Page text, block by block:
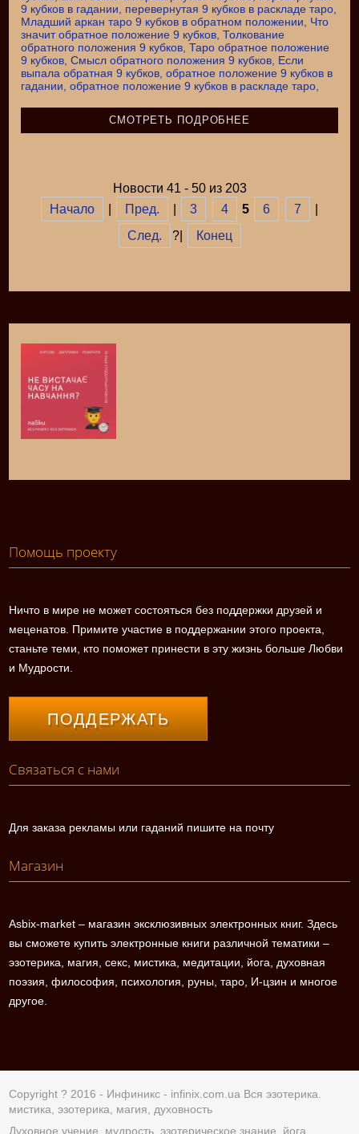
СМОТРЕТЬ ПОДРОБНЕЕ
Новости 41 - 50 из 203
Начало
Пред. 3 4 5 6 7
След.
?| Конец
Помощь проекту
Ничто в мире не может состояться без поддержки друзей и
меценатов. Примите участие в поддержании этого проекта,
станьте теми, кто поможет принести в эту жизнь больше Любви
и Мудрости.
ПОДДЕРЖАТЬ
Связаться с нами
Для заказа рекламы или гаданий пишите на почту
Магазин
Asbix-market – магазин эксклюзивных электронных книг. Здесь
вы сможете купить электронные книги различной тематики –
эзотерика, магия, секс, мистика, медитации, йога, духовная
поэзия, философия, психология, руны, таро, И-цзин и многое
другое.
Copyright ? 2016 - Инфиникс - infinix.com.ua Вся эзотерика.
мистика, эзотерика, магия, духовность
Духовное учение, мудрость, эзотерическое знание, йога,